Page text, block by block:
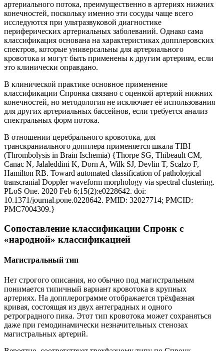
артериального потока, преимущественно в артериях нижних
конечностей, поскольку именно эти сосуды чаще всего
исследуются при ультразвуковой диагностике
периферических артериальных заболеваний. Однако сама
классификация основана на характеристиках допплеровских
спектров, которые универсальны для артериального
кровотока и могут быть применены к другим артериям, если
это клинически оправдано.
В клинической практике основное применение
классификации Спронка связано с оценкой артерий нижних
конечностей, но методология не исключает её использования
для других артериальных бассейнов, если требуется анализ
спектральных форм потока.
В отношении церебрального кровотока, для
транскраниального допплера применяется шкала TIBI
(Thrombolysis in Brain Ischemia) {Thorpe SG, Thibeault CM,
Canac N, Jalaleddini K, Dorn A, Wilk SJ, Devlin T, Scalzo F,
Hamilton RB. Toward automated classification of pathological
transcranial Doppler waveform morphology via spectral clustering.
PLoS One. 2020 Feb 6;15(2):e0228642. doi:
10.1371/journal.pone.0228642. PMID: 32027714; PMCID:
PMC7004309.}
Сопоставление классификации Спронк с
«народной» классификацией
Магистральный тип
Нет строгого описания, но обычно под магистральным
понимается типичный вариант кровотока в крупных
артериях. На допплерограмме отображается трёхфазная
кривая, состоящая из двух антеградных и одного
ретроградного пика. Этот тип кровотока может сохраняться
даже при гемодинамически незначительных стенозах
магистральных артерий.